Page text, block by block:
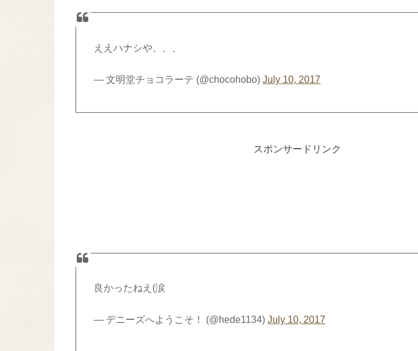
ええハナシや、、、
— 文明堂チョコラーテ (@chocohobo)July 10, 2017
スポンサードリンク
良かったねえ(涙
— デニーズへようこそ！ (@hede1134)July 10, 2017